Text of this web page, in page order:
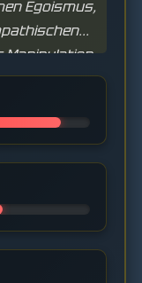
Egoismus,
Manipulation,
zu allem